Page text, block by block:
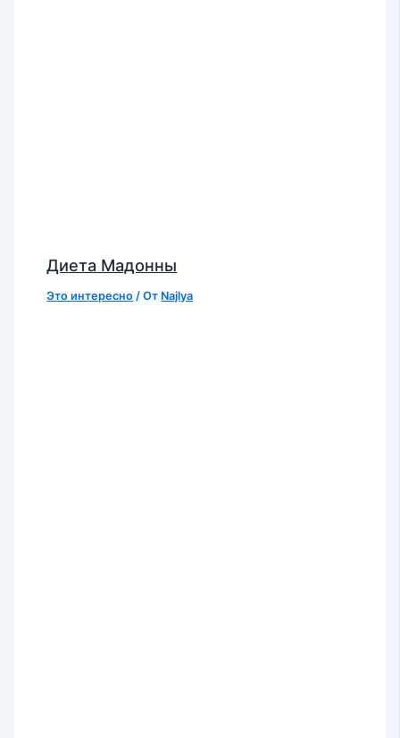
Диета Мадонны
Это интересно / От Najlya